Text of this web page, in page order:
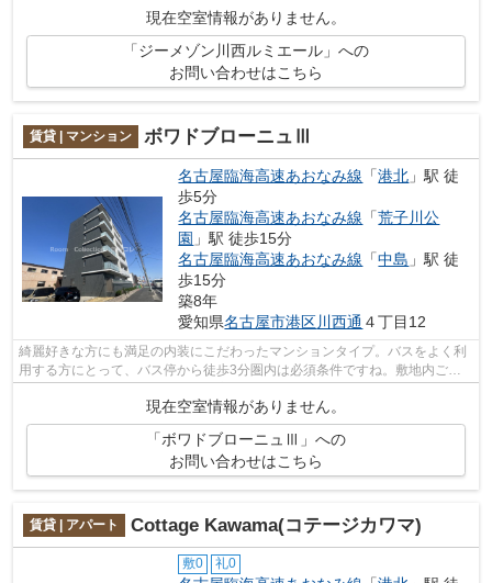
現在空室情報がありません。
「ジーメゾン川西ルミエール」への
お問い合わせはこちら
賃貸 | マンション ボワドブローニュⅢ
名古屋臨海高速あおなみ線 「港北 」駅 徒
歩5分
名古屋臨海高速あおなみ線 「荒子川公
園 」駅 徒歩15分
名古屋臨海高速あおなみ線 「中島 」駅 徒
歩15分
築8年
愛知県名古屋市港区川西通 ４丁目12
綺麗好きな方にも満足の内装にこだわったマンションタイプ。バスをよく利
用する方にとって、バス停から徒歩3分圏内は必須条件ですね。敷地内ごみ
現在空室情報がありません。
「ボワドブローニュⅢ」への
お問い合わせはこちら
賃貸 | アパート Cottage Kawama(コテージカワマ)
敷0 礼0